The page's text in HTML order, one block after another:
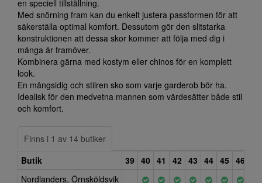
en speciell tillställning.
Med snörning fram kan du enkelt justera passformen för att
säkerställa optimal komfort. Dessutom gör den slitstarka
konstruktionen att dessa skor kommer att följa med dig i
många år framöver.
Kombinera gärna med kostym eller chinos för en komplett
look.
En mångsidig och stilren sko som varje garderob bör ha.
Idealisk för den medvetna mannen som värdesätter både stil
och komfort.
Finns i 1 av 14 butiker
Butik
39 40 41 42 43 44 45 46
Nordlanders, Örnsköldsvik